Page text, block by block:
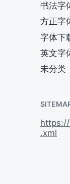
书法字
方正字
字体下
英文字
未分类
.xml